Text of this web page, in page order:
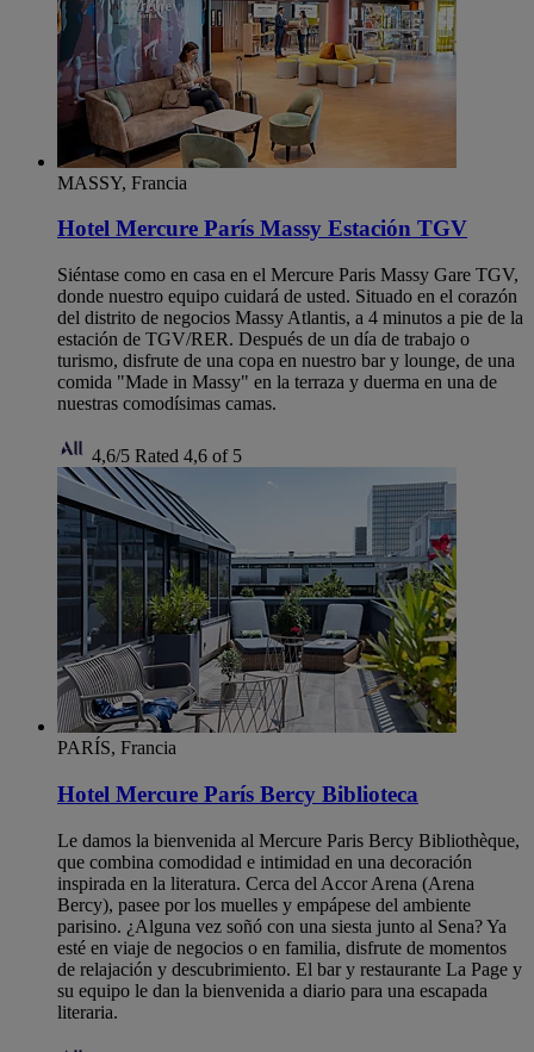
MASSY, Francia
Hotel Mercure París Massy Estación TGV
Siéntase como en casa en el Mercure Paris Massy Gare TGV,
donde nuestro equipo cuidará de usted. Situado en el corazón
del distrito de negocios Massy Atlantis, a 4 minutos a pie de la
estación de TGV/RER. Después de un día de trabajo o
turismo, disfrute de una copa en nuestro bar y lounge, de una
comida "Made in Massy" en la terraza y duerma en una de
nuestras comodísimas camas.
4,6/5 Rated 4,6 of 5
PARÍS, Francia
Hotel Mercure París Bercy Biblioteca
Le damos la bienvenida al Mercure Paris Bercy Bibliothèque,
que combina comodidad e intimidad en una decoración
inspirada en la literatura. Cerca del Accor Arena (Arena
Bercy), pasee por los muelles y empápese del ambiente
parisino. ¿Alguna vez soñó con una siesta junto al Sena? Ya
esté en viaje de negocios o en familia, disfrute de momentos
de relajación y descubrimiento. El bar y restaurante La Page y
su equipo le dan la bienvenida a diario para una escapada
literaria.